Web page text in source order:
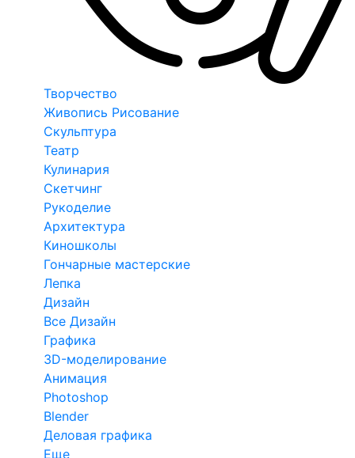
Творчество
Живопись Рисование
Скульптура
Театр
Кулинария
Скетчинг
Рукоделие
Архитектура
Киношколы
Гончарные мастерские
Лепка
Дизайн
Все Дизайн
Графика
3D-моделирование
Анимация
Photoshop
Blender
Деловая графика
Еще